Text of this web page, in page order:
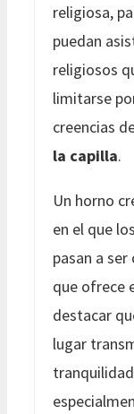
religiosa,
puedan
religiosos
limitarse
creencias
la capilla.
Un horno
en el que
pasan a
que ofrece
destacar
lugar